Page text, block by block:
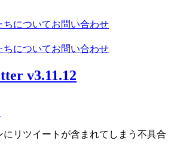
ちについてお問い合わせ
ちについてお問い合わせ
v3.11.12
にリツイートが含まれてしまう不具合